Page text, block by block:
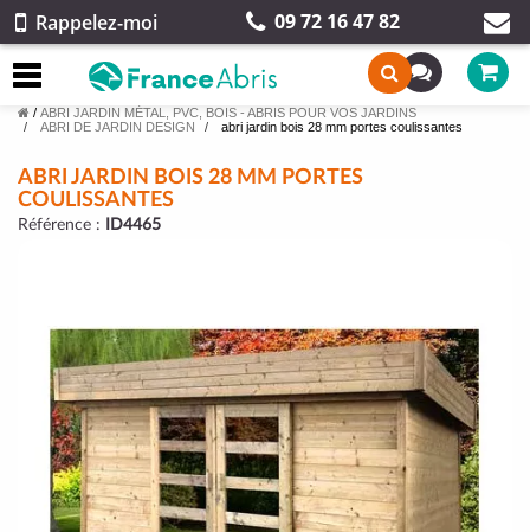
Rappelez-moi 09 72 16 47 82
/ ABRI JARDIN MÉTAL, PVC, BOIS - ABRIS POUR VOS JARDINS
ABRI DE JARDIN DESIGN
abri jardin bois 28 mm portes coulissantes
ABRI JARDIN BOIS 28 MM PORTES
COULISSANTES
Référence : ID4465